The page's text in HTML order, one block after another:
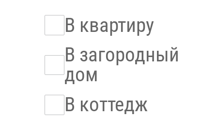
В квартиру
В загородный
дом
В коттедж